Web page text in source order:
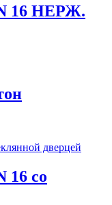
16 НЕРЖ.
16 со